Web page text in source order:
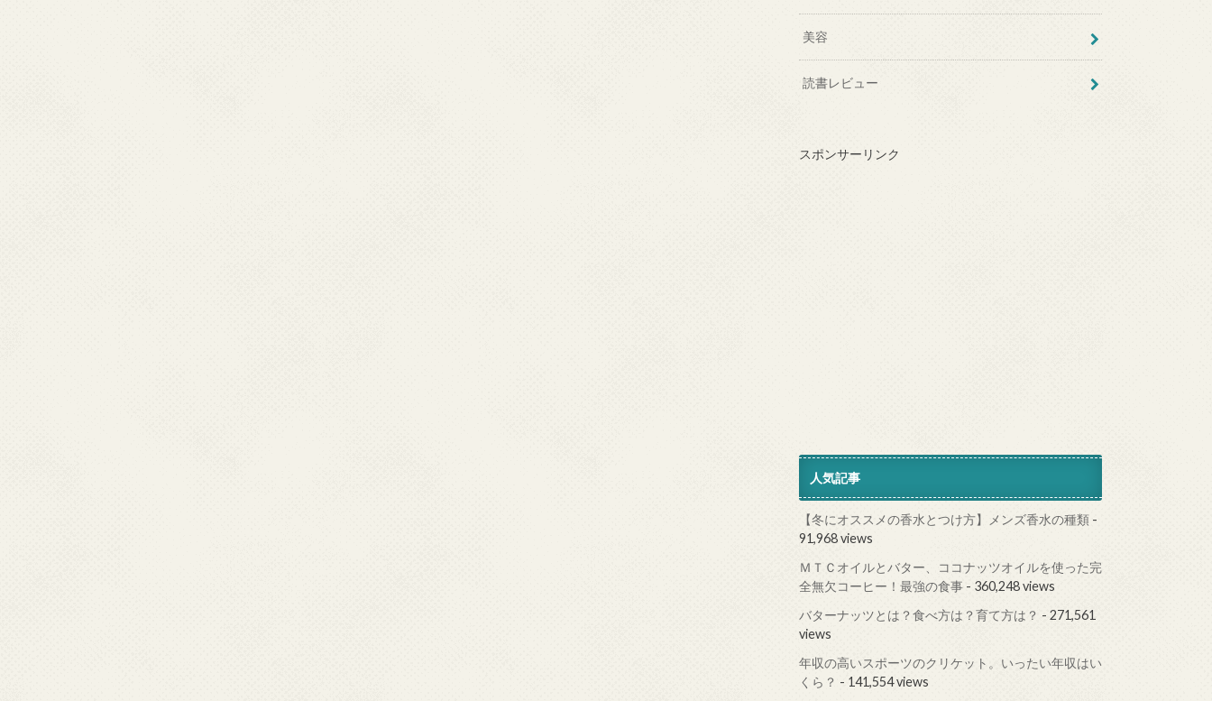
美容
読書レビュー
スポンサーリンク
人気記事
【冬にオススメの香水とつけ方】メンズ香水の種類 -
91,968 views
ＭＴＣオイルとバター、ココナッツオイルを使った完
全無欠コーヒー！最強の食事 - 360,248 views
バターナッツとは？食べ方は？育て方は？ - 271,561
views
年収の高いスポーツのクリケット。いったい年収はい
くら？ - 141,554 views